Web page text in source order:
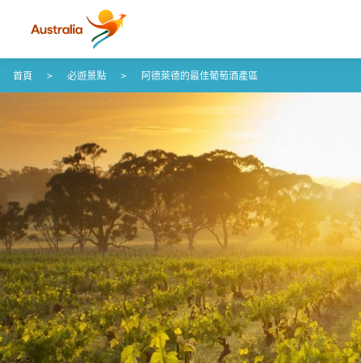
跳至內容
跳至頁尾導覽
首頁 必遊景點 阿德萊德的最佳葡萄酒產區